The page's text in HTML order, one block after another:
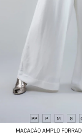
PP P M G
MACACÃO AMPLO